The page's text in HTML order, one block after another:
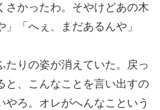
さかったわ。そやけどあの木
「へぇ、まだあるんや」
りの姿が消えていた。戻っ
と、こんなことを言い出すの
ろ。オレがへんなこという